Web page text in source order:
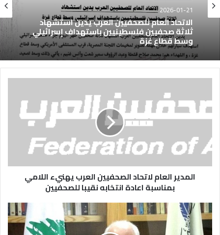
2026-01-21
الاتحاد العام للصحفيين العرب يدين استشهاد
ثلاثة صحفيين فلسطينيين باستهداف إسرائيلي
وسط قطاع غزة
المدير العام لاتحاد الصحفيين العرب يهنيء اللامي
بمناسبة اعادة انتخابه نقيبا للصحفيين